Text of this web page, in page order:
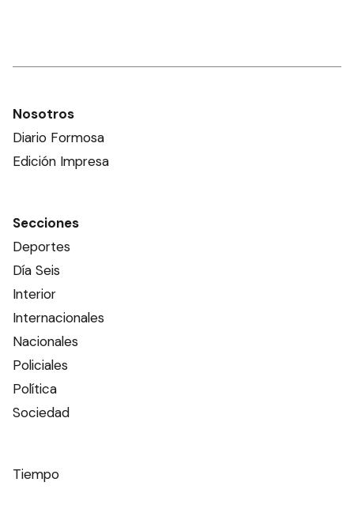
Nosotros
Diario Formosa
Edición Impresa
Secciones
Deportes
Día Seis
Interior
Internacionales
Nacionales
Policiales
Política
Sociedad
Tiempo